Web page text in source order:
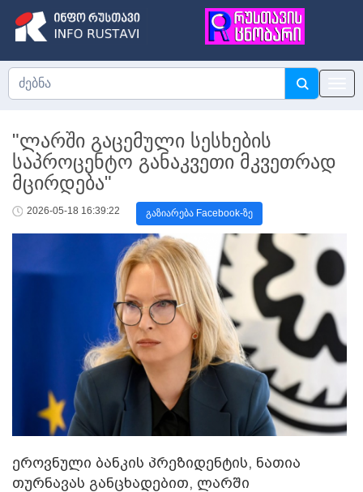
"ლარში გაცემული სესხების
საპროცენტო განაკვეთი მკვეთრად
მცირდება"
2026-05-18 16:39:22 გაზიარება Facebook-ზე
ეროვნული ბანკის პრეზიდენტის, ნათია
თურნავას განცხადებით, ლარში